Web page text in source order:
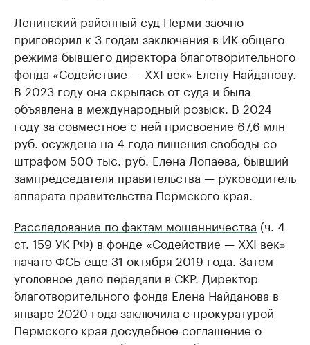
Ленинский районный суд Перми заочно
приговорил к 3 годам заключения в ИК общего
режима бывшего директора благотворительного
фонда «Содействие — XXI век» Елену Найданову.
В 2023 году она скрылась от суда и была
объявлена в международный розыск. В 2024
году за совместное с ней присвоение 67,6 млн
руб. осуждена на 4 года лишения свободы со
штрафом 500 тыс. руб. Елена Лопаева, бывший
зампредседателя правительства — руководитель
аппарата правительства Пермского края.
Расследование по фактам мошенничества (ч. 4
ст. 159 УК РФ) в фонде «Содействие — XXI век»
начато ФСБ еще 31 октября 2019 года. Затем
уголовное дело передали в СКР. Директор
благотворительного фонда Елена Найданова в
январе 2020 года заключила с прокуратурой
Пермского края досудебное соглашение о